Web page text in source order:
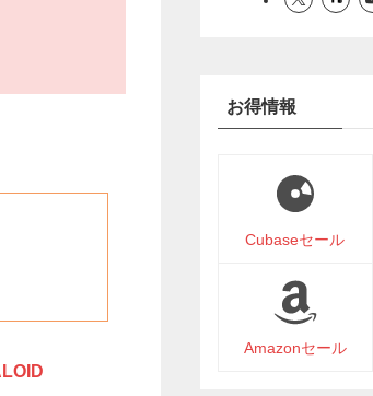
お得情報
Cubaseセール
Amazonセール